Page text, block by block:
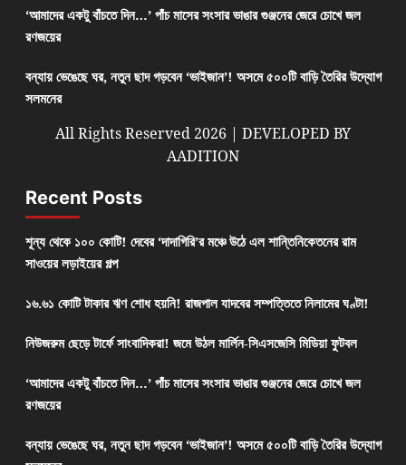
‘আমাদের একটু বাঁচতে দিন…’ পাঁচ মাসের সংসার ভাঙার গুঞ্জনের জেরে চোখে জল
রণজয়ের
বন্যায় ভেঙেছে ঘর, নতুন ছাদ গড়বেন ‘ভাইজান’! অসমে ৫০০টি বাড়ি তৈরির উদ্যোগ
সলমনের
All Rights Reserved 2026 | DEVELOPED BY
AADITION
Recent Posts
শূন্য থেকে ১০০ কোটি! দেবের ‘দাদাগিরি’র মঞ্চে উঠে এল শান্তিনিকেতনের রাম
সাওয়ের লড়াইয়ের গল্প
১৬.৬১ কোটি টাকার ঋণ শোধ হয়নি! রাজপাল যাদবের সম্পত্তিতে নিলামের ঘণ্টা!
নিউজরুম ছেড়ে টার্ফে সাংবাদিকরা! জমে উঠল মার্লিন-সিএসজেসি মিডিয়া ফুটবল
‘আমাদের একটু বাঁচতে দিন…’ পাঁচ মাসের সংসার ভাঙার গুঞ্জনের জেরে চোখে জল
রণজয়ের
বন্যায় ভেঙেছে ঘর, নতুন ছাদ গড়বেন ‘ভাইজান’! অসমে ৫০০টি বাড়ি তৈরির উদ্যোগ